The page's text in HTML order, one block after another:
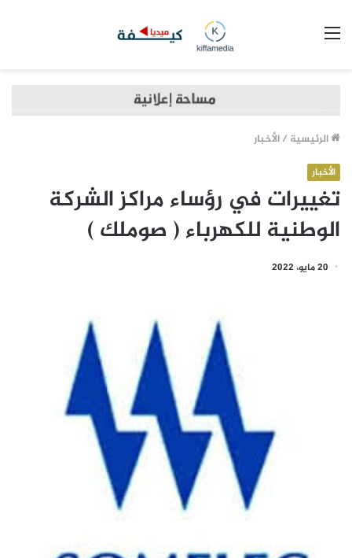
الرئيسية /الأخبار
الأخبار
تغييرات في رؤساء مراكز الشركة
الوطنية للكهرباء ( صوملك )
20 مايو، 2022